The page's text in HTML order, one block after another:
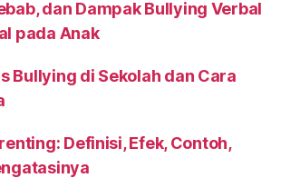
dan Dampak Bullying Verbal
pada Anak
Bullying di Sekolah dan Cara
Definisi, Efek, Contoh,